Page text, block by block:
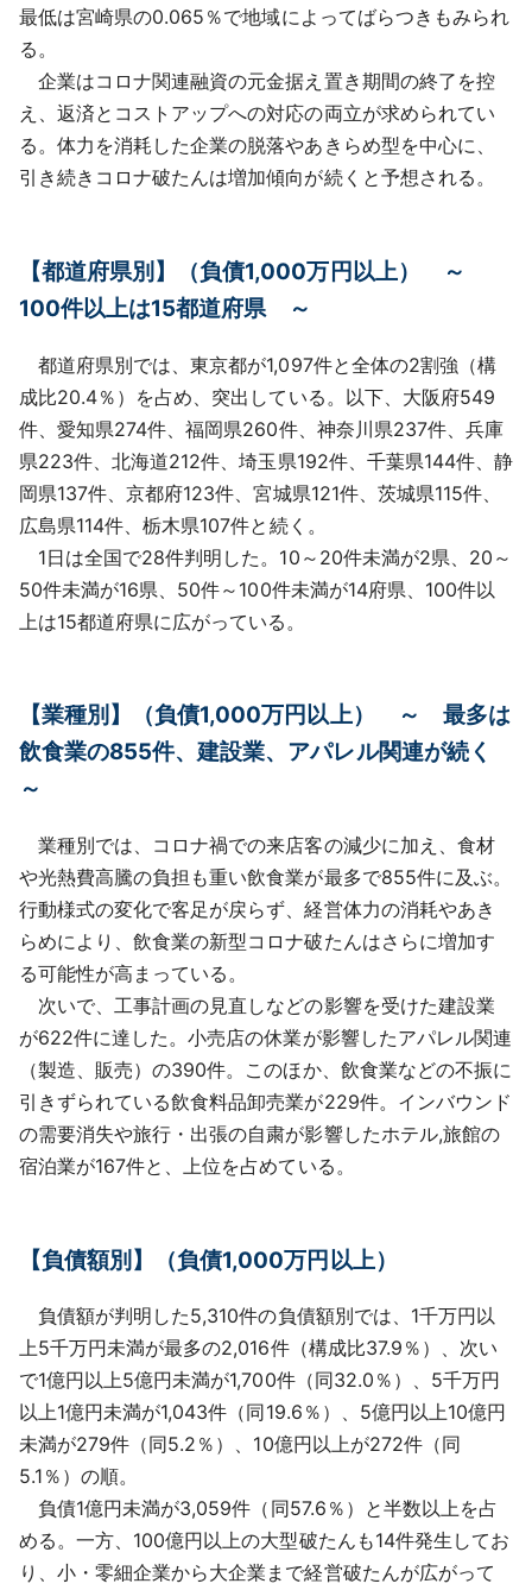
最低は宮崎県の0.065％で地域によってばらつきもみられ
る。
企業はコロナ関連融資の元金据え置き期間の終了を控
え、返済とコストアップへの対応の両立が求められてい
る。体力を消耗した企業の脱落やあきらめ型を中心に、
引き続きコロナ破たんは増加傾向が続くと予想される。
【都道府県別】（負債1,000万円以上） ～
100件以上は15都道府県 ～
都道府県別では、東京都が1,097件と全体の2割強（構
成比20.4％）を占め、突出している。以下、大阪府549
件、愛知県274件、福岡県260件、神奈川県237件、兵庫
県223件、北海道212件、埼玉県192件、千葉県144件、静
岡県137件、京都府123件、宮城県121件、茨城県115件、
広島県114件、栃木県107件と続く。
1日は全国で28件判明した。10～20件未満が2県、20～
50件未満が16県、50件～100件未満が14府県、100件以
上は15都道府県に広がっている。
【業種別】（負債1,000万円以上） ～ 最多は
飲⾷業の855件、建設業、アパレル関連が続く
～
業種別では、コロナ禍での来店客の減少に加え、食材
や光熱費高騰の負担も重い飲食業が最多で855件に及ぶ。
行動様式の変化で客足が戻らず、経営体力の消耗やあき
らめにより、飲食業の新型コロナ破たんはさらに増加す
る可能性が高まっている。
次いで、工事計画の見直しなどの影響を受けた建設業
が622件に達した。小売店の休業が影響したアパレル関連
（製造、販売）の390件。このほか、飲食業などの不振に
引きずられている飲食料品卸売業が229件。インバウンド
の需要消失や旅行・出張の自粛が影響したホテル,旅館の
宿泊業が167件と、上位を占めている。
【負債額別】（負債1,000万円以上）
負債額が判明した5,310件の負債額別では、1千万円以
上5千万円未満が最多の2,016件（構成比37.9％）、次い
で1億円以上5億円未満が1,700件（同32.0％）、5千万円
以上1億円未満が1,043件（同19.6％）、5億円以上10億円
未満が279件（同5.2％）、10億円以上が272件（同
5.1％）の順。
負債1億円未満が3,059件（同57.6％）と半数以上を占
める。一方、100億円以上の大型破たんも14件発生してお
り、小・零細企業から大企業まで経営破たんが広がって